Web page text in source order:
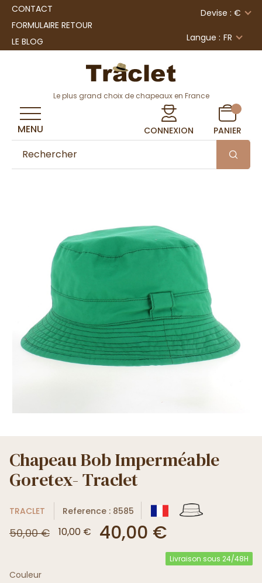
CONTACT
FORMULAIRE RETOUR
LE BLOG
Devise : €
Langue : FR
Le plus grand choix de chapeaux en France
CONNEXION PANIER
MENU
Chapeau Bob Imperméable
Goretex- Traclet
TRACLET Reference : 8585
50,00 € 10,00 € 40,00 €
Livraison sous 24/48H
Couleur